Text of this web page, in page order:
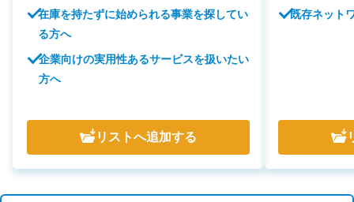
在庫を持たずに始められる事業を探してい
る方へ
企業向けの実用性あるサービスを扱いたい
方へ
リストへ追加する
既存ネット